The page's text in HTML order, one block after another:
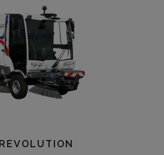
3000 REVOLUTION